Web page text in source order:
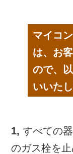
マイコ
は、お
ので、
いいたし
1,すべての
のガス栓を